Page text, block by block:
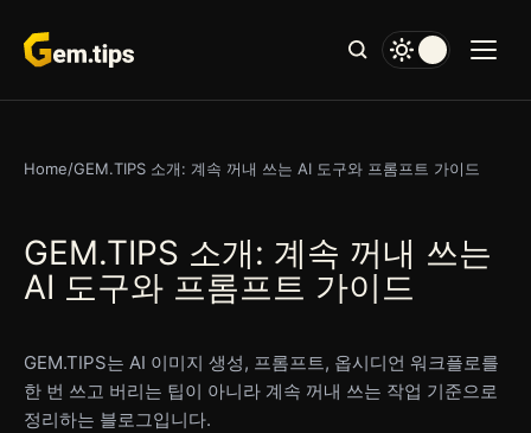
문
로
뛰
Home/GEM.TIPS 소개: 계속 꺼내 쓰는 AI 도구와 프롬프트 가이드
GEM.TIPS 소개: 계속 꺼내 쓰는
AI 도구와 프롬프트 가이드
GEM.TIPS는 AI 이미지 생성, 프롬프트, 옵시디언 워크플로를
한 번 쓰고 버리는 팁이 아니라 계속 꺼내 쓰는 작업 기준으로
정리하는 블로그입니다.